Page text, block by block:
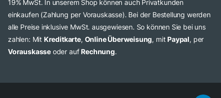
19% MwSt. In unserem Shop können auch Privatkunden
einkaufen (Zahlung per Vorauskasse). Bei der Bestellung werden
alle Preise inklusive MwSt. ausgewiesen. So können Sie bei uns
zahlen: Mit Kreditkarte, Online Überweisung, mit Paypal, per
Vorauskasse oder auf Rechnung.